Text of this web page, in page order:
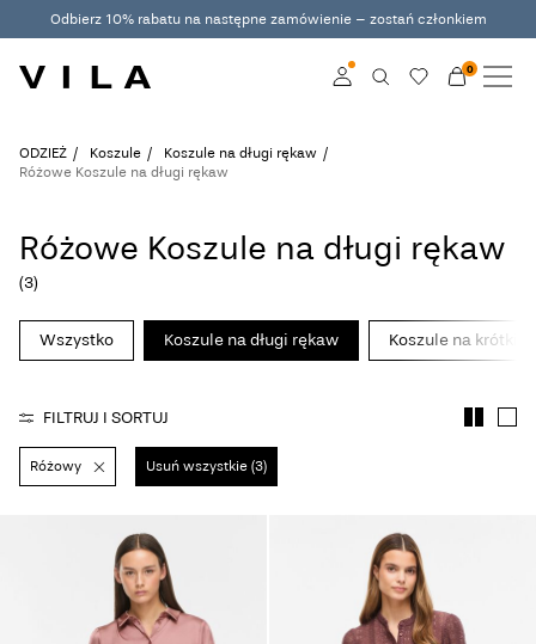
Odbierz 10% rabatu na następne zamówienie – zostań członkiem
Zaloguj
Dowiedz się więcej o
0
NOWOŚCI
ODZIEŻ
WYPRZEDAŻ
VILA CLUB
Zaloguj
ODZIEŻ Koszule
Koszule na długi rękaw
Różowe Koszule na długi rękaw
Różowe Koszule na długi rękaw
(3)
Wszystko Koszule na długi rękaw Koszule na krótki
FILTRUJ I SORTUJ
Różowy Usuń wszystkie (3)